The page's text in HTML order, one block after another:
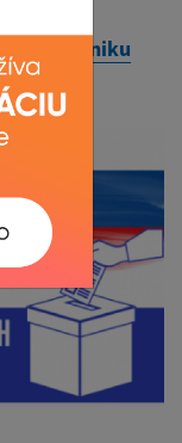
vzniku